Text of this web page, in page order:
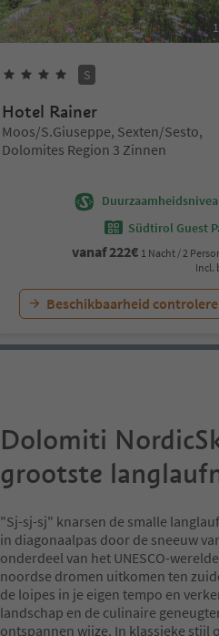
1
Sterren
S
Hotel Rainer
Locatie:
Moos/S.Giuseppe, Sexten/Sesto,
Dolomites Region 3 Zinnen
Südtirol Guest
vanaf222€ 1 Nacht / 2
Incl.
Beschikbaarheid
Dolomiti
grootste
"Sj-sj-sj" knarsen de smalle
in diagonaalpas door de sneeuw
onderdeel van het UNESCO-
noordse dromen uitkomen ten
de loipes in je eigen tempo en
landschap en de culinaire
ontspannen wijze. In klassieke stijl